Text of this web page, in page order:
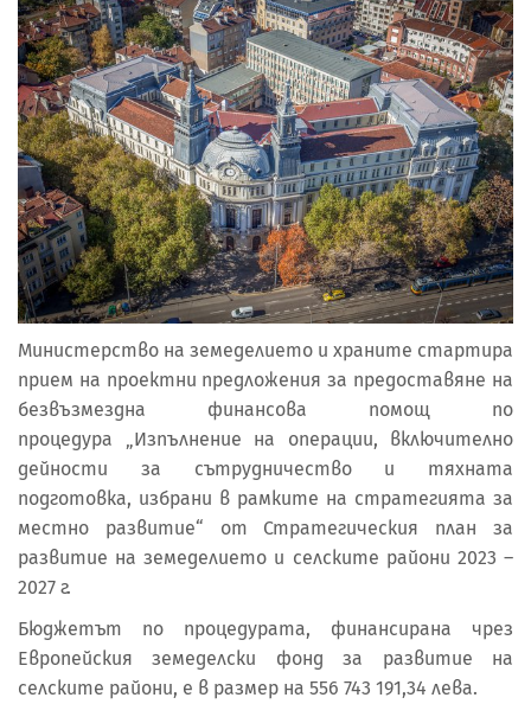
Министерство на земеделието и храните стартира
прием на проектни предложения за предоставяне на
безвъзмездна финансова помощ по
процедура „Изпълнение на операции, включително
дейности за сътрудничество и тяхната
подготовка, избрани в рамките на стратегията за
местно развитие“ от Стратегическия план за
развитие на земеделието и селските райони 2023 –
2027 г.
Бюджетът по процедурата, финансирана чрез
Европейския земеделски фонд за развитие на
селските райони, е в размер на 556 743 191,34 лева.